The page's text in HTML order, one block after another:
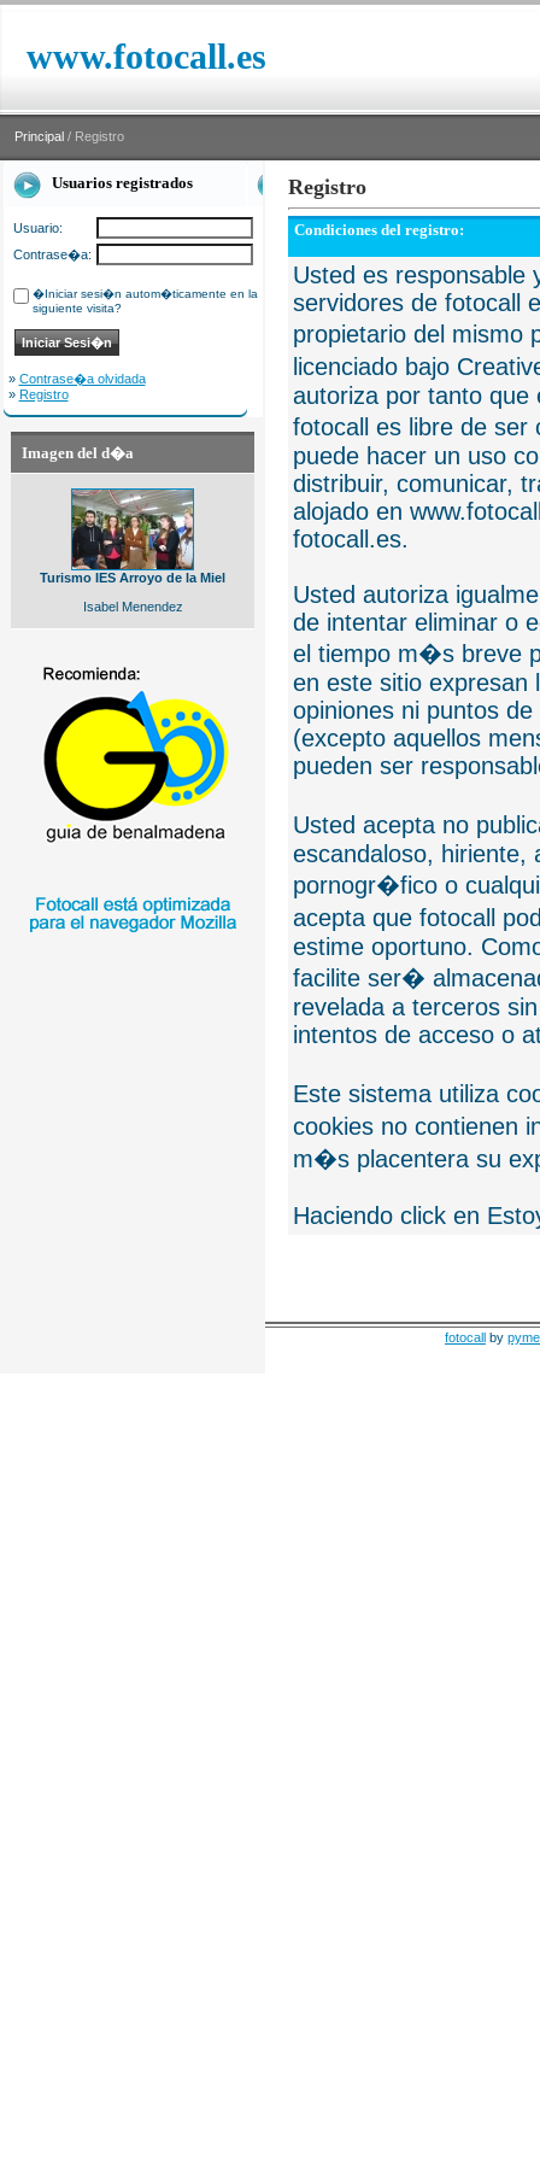
www.fotocall.es
Principal / Registro
Usuarios registrados
Usuario:
Contrase�a:
�Iniciar sesi�n autom�ticamente en la
siguiente visita?
» Contrase�a olvidada
» Registro
Imagen del d�a
Turismo IES Arroyo de la Miel
Isabel Menendez
Registro
Condiciones del registro:
Usted es responsable
servidores de fotocall
propietario del mismo
licenciado bajo
autoriza por tanto que
fotocall es libre de
puede hacer un uso
distribuir, comunicar,
alojado en
fotocall.es.
Usted autoriza
de intentar eliminar o
el tiempo m�s breve
en este sitio expresan
opiniones ni puntos
(excepto aquellos
pueden ser
Usted acepta no
escandaloso, hiriente,
pornogr�fico o
acepta que fotocall
estime oportuno.
facilite ser�
revelada a terceros
intentos de acceso o
Este sistema utiliza
cookies no contienen
m�s placentera su
Haciendo click en
fotocall by